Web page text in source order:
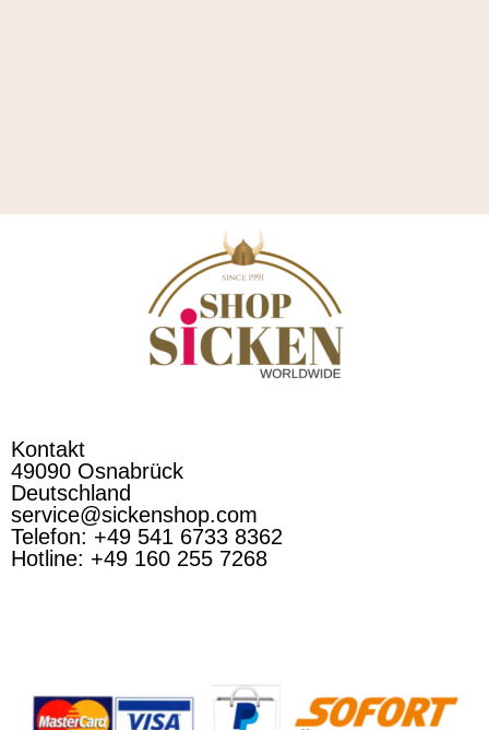
Kontakt
49090 Osnabrück
Deutschland
service@sickenshop.com
Telefon: +49 541 6733 8362
Hotline: +49 160 255 7268